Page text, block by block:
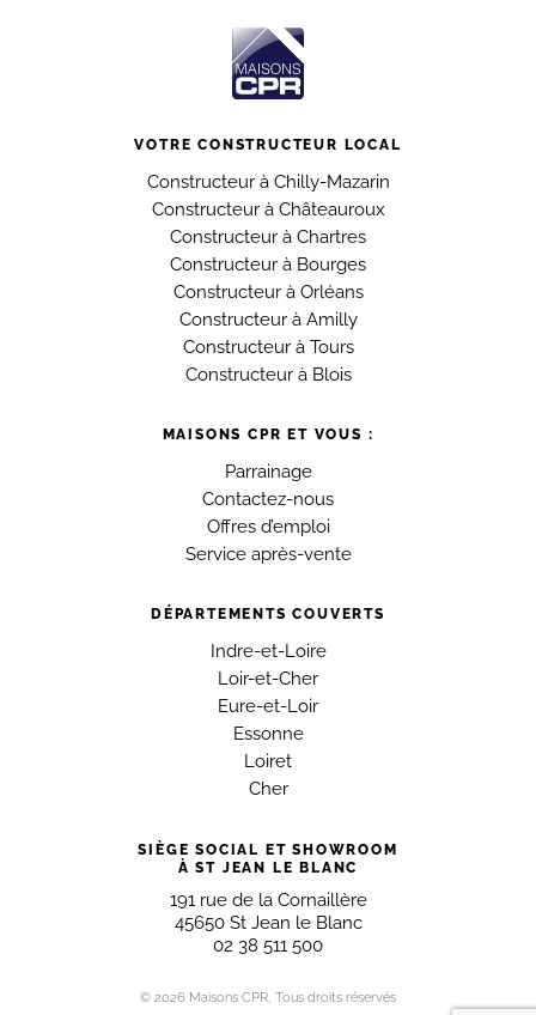
VOTRE CONSTRUCTEUR LOCAL
Constructeur à Chilly-Mazarin
Constructeur à Châteauroux
Constructeur à Chartres
Constructeur à Bourges
Constructeur à Orléans
Constructeur à Amilly
Constructeur à Tours
Constructeur à Blois
MAISONS CPR ET VOUS :
Parrainage
Contactez-nous
Offres d’emploi
Service après-vente
DÉPARTEMENTS COUVERTS
Indre-et-Loire
Loir-et-Cher
Eure-et-Loir
Essonne
Loiret
Cher
SIÈGE SOCIAL ET SHOWROOM
À ST JEAN LE BLANC
191 rue de la Cornaillère
45650 St Jean le Blanc
02 38 511 500
© 2026 Maisons CPR, Tous droits réservés